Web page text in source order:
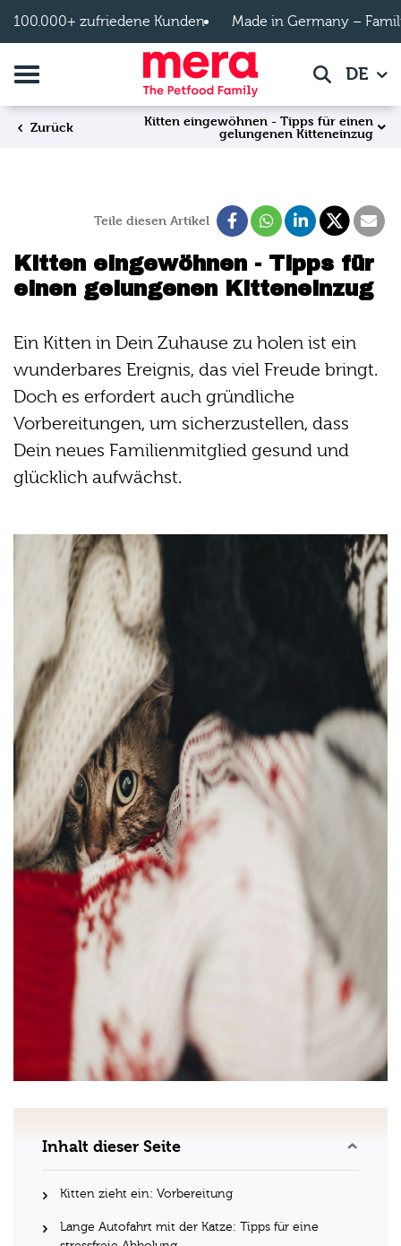
100.000+ zufriedene Kunden Made in Germany –
Navigation umschalten SucheDE
Zurück
Kitten eingewöhnen - Tipps für einen
gelungenen Kitteneinzug
Teile diesen Artikel
Kitten eingewöhnen - Tipps für
einen gelungenen Kitteneinzug
Ein Kitten in Dein Zuhause zu holen ist ein
wunderbares Ereignis, das viel Freude bringt.
Doch es erfordert auch gründliche
Vorbereitungen, um sicherzustellen, dass
Dein neues Familienmitglied gesund und
glücklich aufwächst.
Inhalt dieser Seite
Kitten zieht ein: Vorbereitung
Lange Autofahrt mit der Katze: Tipps für eine